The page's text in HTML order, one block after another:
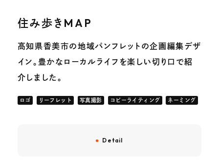
住み歩きMAP
高知県香美市の地域パンフレットの企画編集デザ
イン。豊かなローカルライフを楽しい切り口で紹
介しました。
ロゴ リーフレット 写真撮影 コピーライティング ネーミング
Detail